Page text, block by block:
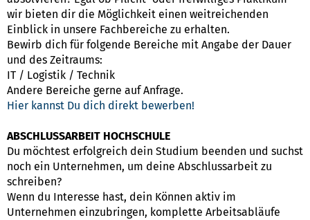
wir bieten dir die Möglichkeit einen weitreichenden
Einblick in unsere Fachbereiche zu erhalten.
Bewirb dich für folgende Bereiche mit Angabe der Dauer
und des Zeitraums:
IT / Logistik / Technik
Andere Bereiche gerne auf Anfrage.
Hier kannst Du dich direkt bewerben!
ABSCHLUSSARBEIT HOCHSCHULE
Du möchtest erfolgreich dein Studium beenden und suchst
noch ein Unternehmen, um deine Abschlussarbeit zu
schreiben?
Wenn du Interesse hast, dein Können aktiv im
Unternehmen einzubringen, komplette Arbeitsabläufe